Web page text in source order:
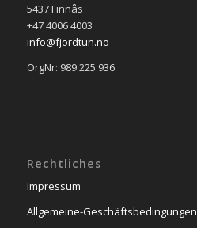
5437 Finnås
+47 4006 4003
info@fjordtun.no
OrgNr: 989 225 936
Rechtliches
Impressum
Allgemeine-Geschäftsbedingungen